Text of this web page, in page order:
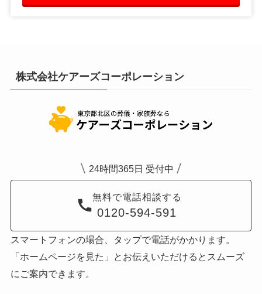
株式会社ケアーズコーポレーション
24時間365日 受付中
無料で電話相談する
0120-594-591
スマートフォンの場合、タップで電話がかかります。
「ホームページを見た」とお伝えいただけるとスムーズ
にご案内できます。